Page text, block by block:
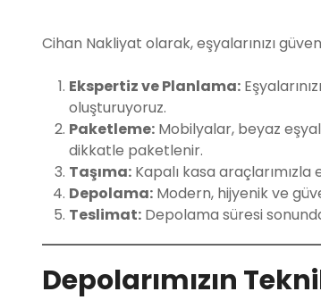
Cihan Nakliyat olarak, eşyalarınızı
Ekspertiz ve Planlama:
oluşturuyoruz.
Paketleme: Mobilyalar, beyaz
dikkatle paketlenir.
Taşıma: Kapalı kasa araçlarımızla
Depolama: Modern, hijyenik ve
Teslimat: Depolama süresi
Depolarımızın